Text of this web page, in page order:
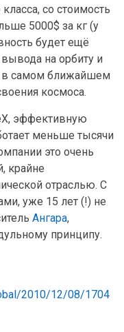
со стоимость
5000$ за кг (у
будет ещё
на орбиту и
в самом ближайшем
космоса.
эффективную
меньше тысячи
это очень
крайне
отраслью. С
уже 15 лет (!) не
Ангара,
принципу.
2010/12/08/1704